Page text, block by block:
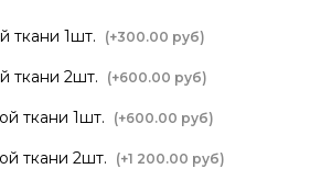
ткани 1шт. (+300.00 руб)
ткани 2шт. (+600.00 руб)
ткани 1шт. (+600.00 руб)
ткани 2шт. (+1 200.00 руб)